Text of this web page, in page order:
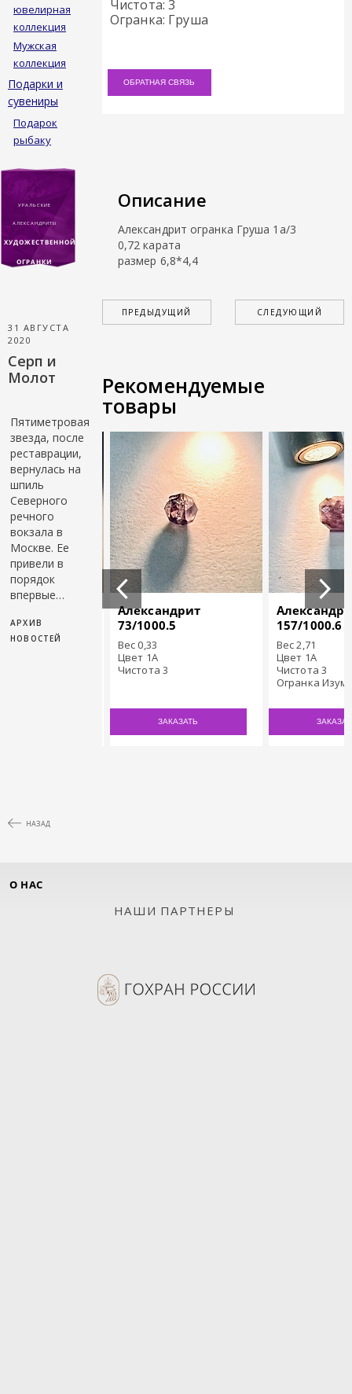
ювелирная
коллекция
Мужская
коллекция
Подарки и
сувениры
Подарок
рыбаку
УРАЛЬСКИЕ
АЛЕКСАНДРИТЫ
ХУДОЖЕСТВЕННОЙ
ОГРАНКИ
31 АВГУСТА
2020
Серп и
Молот
Пятиметровая
звезда, после
реставрации,
вернулась на
шпиль
Северного
речного
вокзала в
Москве. Ее
привели в
порядок
впервые…
АРХИВ
НОВОСТЕЙ
Чистота: 3
Огранка: Груша
ОБРАТНАЯ СВЯЗЬ
Описание
Александрит огранка Груша 1а/3
0,72 карата
размер 6,8*4,4
ПРЕДЫДУЩИЙ СЛЕДУЮЩИЙ
Рекомендуемые
товары
Александрит
73/1000.5
Вес 0,33
Цвет 1A
Чистота 3
ЗАКАЗАТЬ
157/1000.6
Вес 2,71
Цвет 1A
Чистота 3
Огранка
НАЗАД
О НАС
НАШИ ПАРТНЕРЫ